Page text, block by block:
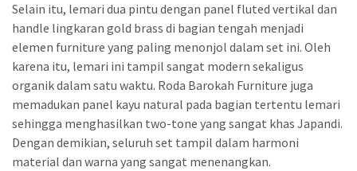
Selain itu, lemari dua pintu dengan panel fluted vertikal dan
handle lingkaran gold brass di bagian tengah menjadi
elemen furniture yang paling menonjol dalam set ini. Oleh
karena itu, lemari ini tampil sangat modern sekaligus
organik dalam satu waktu. Roda Barokah Furniture juga
memadukan panel kayu natural pada bagian tertentu lemari
sehingga menghasilkan two-tone yang sangat khas Japandi.
Dengan demikian, seluruh set tampil dalam harmoni
material dan warna yang sangat menenangkan.